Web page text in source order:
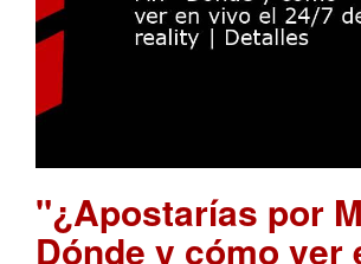
"¿Apostarías por
Dónde y cómo ver